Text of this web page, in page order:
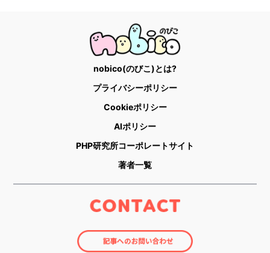
nobico(のびこ)とは?
プライバシーポリシー
Cookieポリシー
AIポリシー
PHP研究所コーポレートサイト
著者一覧